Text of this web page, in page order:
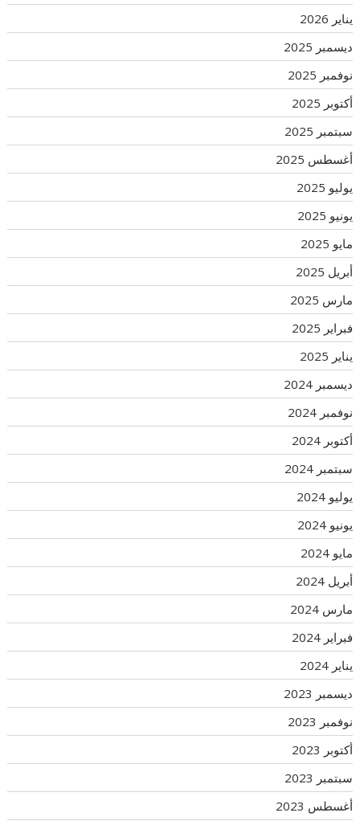
يناير 2026
ديسمبر 2025
نوفمبر 2025
أكتوبر 2025
سبتمبر 2025
أغسطس 2025
يوليو 2025
يونيو 2025
مايو 2025
أبريل 2025
مارس 2025
فبراير 2025
يناير 2025
ديسمبر 2024
نوفمبر 2024
أكتوبر 2024
سبتمبر 2024
يوليو 2024
يونيو 2024
مايو 2024
أبريل 2024
مارس 2024
فبراير 2024
يناير 2024
ديسمبر 2023
نوفمبر 2023
أكتوبر 2023
سبتمبر 2023
أغسطس 2023